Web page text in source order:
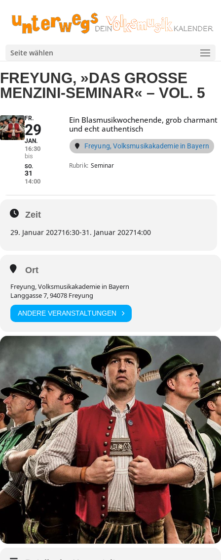
Seite wählen
FREYUNG, »DAS GROSSE M
ENZINI-SEMINAR« – VOL. 5
FR.
29
JAN.
16:30
SO.
31
14:00
Ein Blasmusikwochenende, grob charmant
und echt authentisch
Freyung, Volksmusikakademie in Bayern
Rubrik Seminar
Zeit
29. Januar 202716:30-31. Januar 202714:00
Ort
Freyung, Volksmusikakademie in Bayern
Langgasse 7, 94078 Freyung
ANDERE VERANSTALTUNGEN